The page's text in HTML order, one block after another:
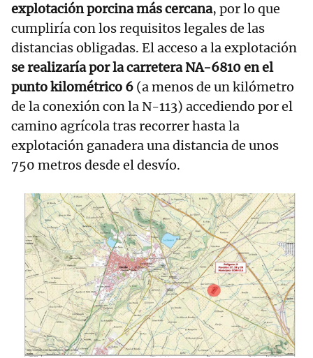
explotación porcina más cercana, por lo que
cumpliría con los requisitos legales de las
distancias obligadas. El acceso a la explotación
se realizaría por la carretera NA-6810 en el
punto kilométrico 6 (a menos de un kilómetro
de la conexión con la N-113) accediendo por el
camino agrícola tras recorrer hasta la
explotación ganadera una distancia de unos
750 metros desde el desvío.